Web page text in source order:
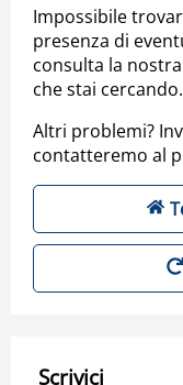
Impossibile
presenza di
consulta la
che stai cercando.
Altri problemi?
contatteremo al
Scrivici